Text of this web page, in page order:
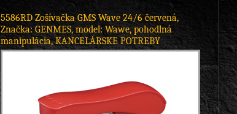
5586RD Zošívačka GMS Wave 24/6 červená,
Značka: GENMES, model: Wawe, pohodlná
manipulácia, KANCELÁRSKE POTREBY